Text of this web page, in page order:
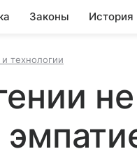
Законы История
и технологии